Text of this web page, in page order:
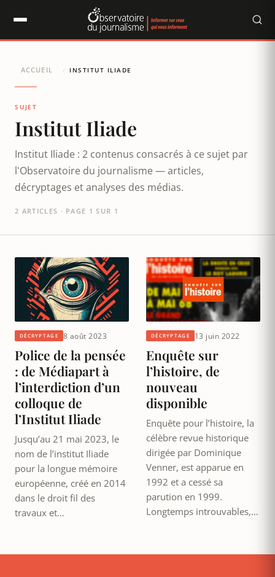
ACCUEIL / INSTITUT ILIADE
SUJET
Institut Iliade
Institut Iliade : 2 contenus consacrés à ce sujet par
l'Observatoire du journalisme — articles,
décryptages et analyses des médias.
2 ARTICLES · PAGE 1 SUR 1
DÉCRYPTAGE 8 août 2023
Police de la pensée
: de Médiapart à
l’interdiction d’un
colloque de
l’Institut Iliade
Jusqu’au 21 mai 2023, le
nom de l’institut Iliade
pour la longue mémoire
européenne, créé en 2014
dans le droit fil des
travaux et…
DÉCRYPTAGE 13 juin 2022
Enquête sur
l’histoire, de
nouveau
disponible
Enquête pour l’histoire, la
célèbre revue historique
dirigée par Dominique
Venner, est apparue en
1992 et a cessé sa
parution en 1999.
Longtemps introuvables,…
Panneau de gestion des cookies